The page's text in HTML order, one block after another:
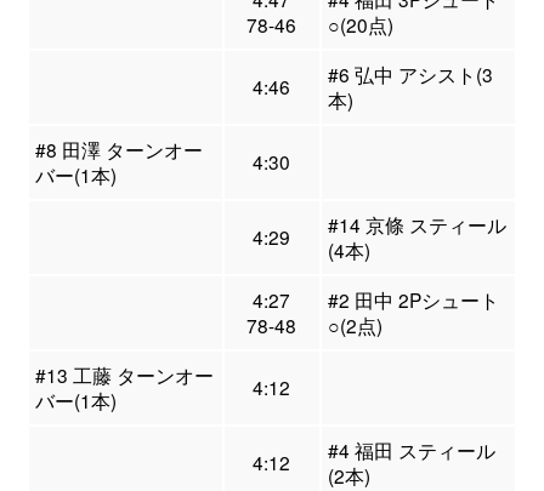
78-46
○(20点)
4:46
#6 弘中 アシスト(3
本)
#8 田澤 ターンオー
バー(1本)
4:30
4:29
#14 京條 スティール
(4本)
4:27
78-48
#2 田中 2Pシュート
○(2点)
#13 工藤 ターンオー
バー(1本)
4:12
4:12
#4 福田 スティール
(2本)